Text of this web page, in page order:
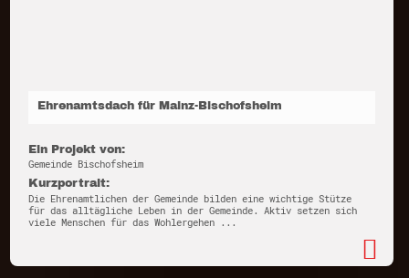
Ehrenamtsdach für Mainz-Bischofsheim
Ein Projekt von:
Gemeinde Bischofsheim
Kurzportrait:
Die Ehrenamtlichen der Gemeinde bilden eine wichtige Stütze
für das alltägliche Leben in der Gemeinde. Aktiv setzen sich
viele Menschen für das Wohlergehen ...